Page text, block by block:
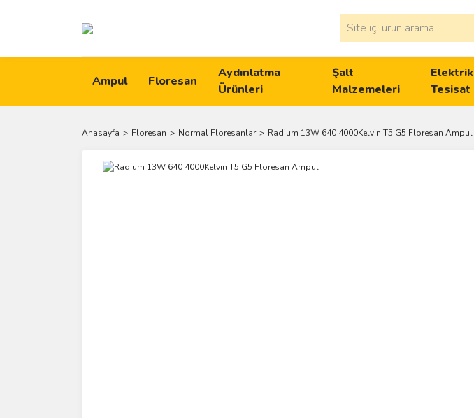
Ampul Floresan
Aydınlatma
Ürünleri
Şalt
Malzemeleri
Elektrik
Tesisat
Anasayfa Floresan Normal Floresanlar Radium 13W 640 4000Kelvin T5 G5 Floresan Ampul